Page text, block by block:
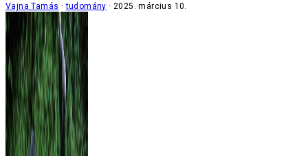
Vajna Tamás tudomány 2025. március 10.